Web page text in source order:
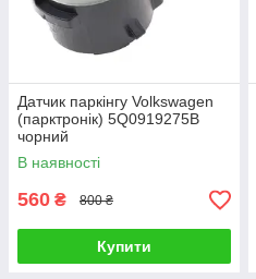
Датчик паркінгу Volkswagen
(парктронік) 5Q0919275B
чорний
В наявності
560 ₴ 800 ₴
Купити